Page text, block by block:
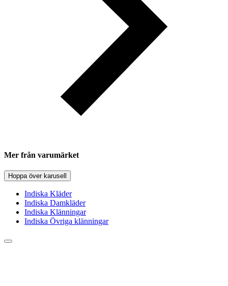
Mer från varumärket
Hoppa över karusell
Indiska Kläder
Indiska Damkläder
Indiska Klänningar
Indiska Övriga klänningar